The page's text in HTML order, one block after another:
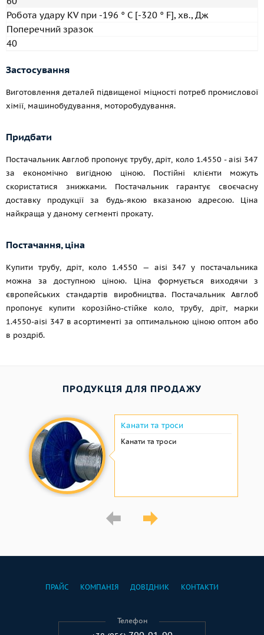
Робота удару KV при -196 ° С [-320 ° F], хв., Дж
Поперечний зразок
40
Застосування
Виготовлення деталей підвищеної міцності потреб промислової
хімії, машинобудування, моторобудування.
Придбати
Постачальник Авглоб пропонує трубу, дріт, коло 1.4550 - aisi 347
за економічно вигідною ціною. Постійні клієнти можуть
скористатися знижками. Постачальник гарантує своєчасну
доставку продукції за будь-якою вказаною адресою. Ціна
найкраща у даному сегменті прокату.
Постачання, ціна
Купити трубу, дріт, коло 1.4550 — aisi 347 у постачальника
можна за доступною ціною. Ціна формується виходячи з
європейських стандартів виробництва. Постачальник Авглоб
пропонує купити корозійно-стійке коло, трубу, дріт, марки
1.4550-aisi 347 в асортименті за оптимальною ціною оптом або
в роздріб.
ПРОДУКЦІЯ ДЛЯ ПРОДАЖУ
Канати та троси
Канати та троси
ПРАЙС КОМПАНІЯ ДОВІДНИК КОНТАКТИ
Телефон